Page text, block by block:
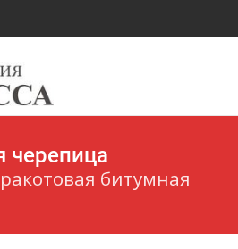
черепица
битумная